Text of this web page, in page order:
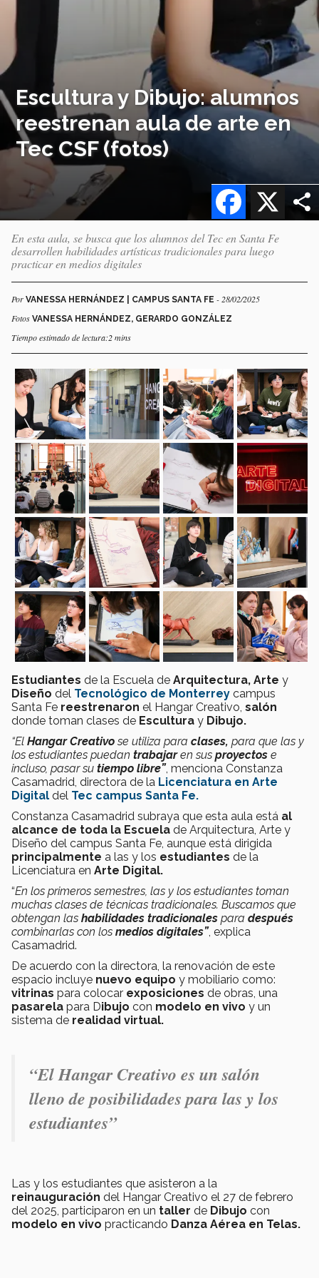
Escultura y Dibujo: alumnos
reestrenan aula de arte en
Tec CSF (fotos)
X
Facebook
En esta aula, se busca que los alumnos del Tec en Santa Fe
desarrollen habilidades artísticas tradicionales para luego
practicar en medios digitales
Por VANESSA HERNÁNDEZ | CAMPUS SANTA FE - 28/02/2025
Fotos VANESSA HERNÁNDEZ, GERARDO GONZÁLEZ
Tiempo estimado de lectura:2 mins
Estudiantes de la Escuela de Arquitectura, Arte y
Diseño del Tecnológico de Monterrey campus
Santa Fe reestrenaron el Hangar Creativo, salón
donde toman clases de Escultura y Dibujo.
“El Hangar Creativose utiliza para clases, para que las y
los estudiantes puedan trabajaren sus proyectos e
incluso, pasar su tiempo libre”, menciona Constanza
Casamadrid, directora de la Licenciatura en Arte
Digital del Tec campus Santa Fe.
Constanza Casamadrid subraya que esta aula está al
alcance de toda la Escuela de Arquitectura, Arte y
Diseño del campus Santa Fe, aunque está dirigida
principalmente a las y los estudiantes de la
Licenciatura en Arte Digital.
“En los primeros semestres, las y los estudiantes toman
muchas clases de técnicas tradicionales. Buscamos que
obtengan las habilidades tradicionales para después
combinarlas con los medios digitales”, explica
Casamadrid.
De acuerdo con la directora, la renovación de este
espacio incluye nuevo equipo y mobiliario como:
vitrinas para colocar exposiciones de obras, una
pasarela para Dibujo con modelo en vivo y un
sistema de realidad virtual.
“El Hangar Creativo es un salón
lleno de posibilidades para las y los
estudiantes”
Las y los estudiantes que asisteron a la
reinauguración del Hangar Creativo el 27 de febrero
del 2025, participaron en un taller de Dibujo con
modelo en vivo practicando Danza Aérea en Telas.